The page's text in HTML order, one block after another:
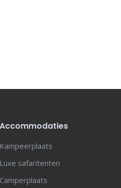
Accommodaties
Kampeerplaats
Luxe safaritenten
Camperplaats